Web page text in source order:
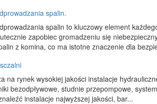
spalin.
spalin to kluczowy element
zapobiec gromadzeniu się
z komina, co ma istotne znaczenie dla
na rynek wysokiej jakości instalacje
bezodpływowe, studnie przepompowe,
instalacje najwyższej jakości, bar...